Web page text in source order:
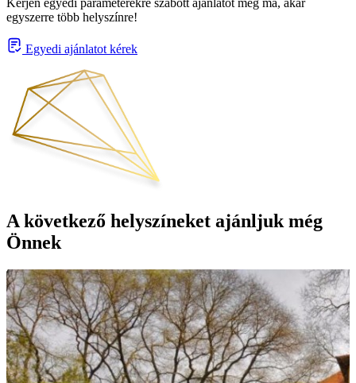
egyszerre több helyszínre!
Egyedi ajánlatot kérek
A következő helyszíneket ajánljuk még
Önnek